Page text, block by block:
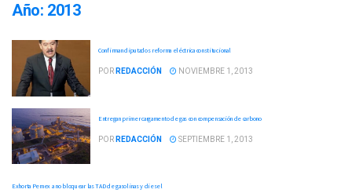
Año: 2013
Confirman diputados reforma eléctrica constitucional
POR REDACCIÓN NOVIEMBRE 1, 2013
Entregan primer cargamento de gas con compensación de carbono
POR REDACCIÓN SEPTIEMBRE 1, 2013
Exhorta Pemex a no bloquear las TAD de gasolinas y diesel